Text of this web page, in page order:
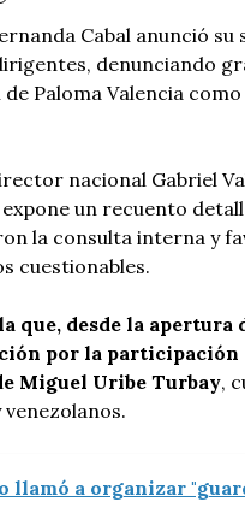
Cabal anunció
denunciando
Paloma Valencia
nacional Gabriel
expone un recuento
la consulta interna y
cuestionables.
que, desde la apertura
por la participación
Miguel Uribe Turbay,
llamó a organizar